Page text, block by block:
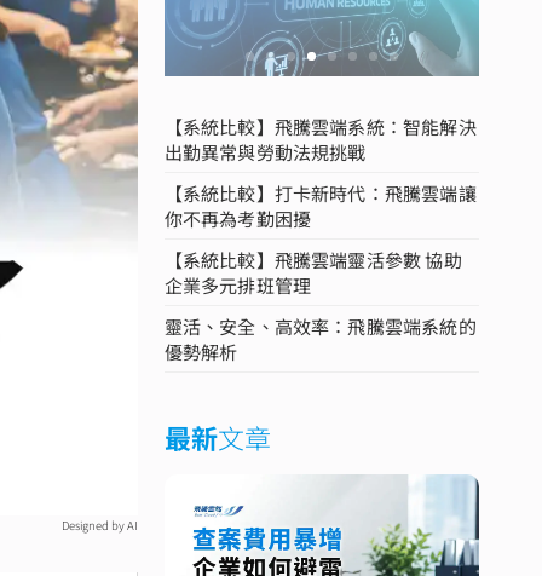
Designed by AI
【系統比較】飛騰雲端系統：智能解決
出勤異常與勞動法規挑戰
【系統比較】打卡新時代：飛騰雲端讓
你不再為考勤困擾
【系統比較】飛騰雲端靈活參數 協助
企業多元排班管理
靈活、安全、高效率：飛騰雲端系統的
優勢解析
最新文章